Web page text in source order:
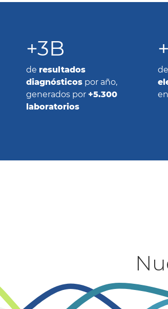
+3B
de resultados
diagnósticos por año,
generados por +5.300
laboratorios
de